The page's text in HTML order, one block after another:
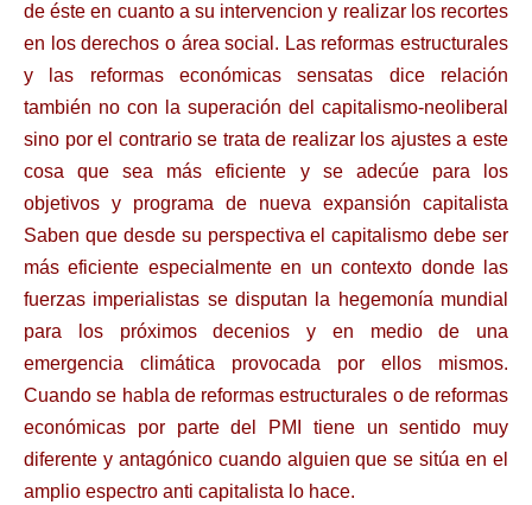
de éste en cuanto a su intervencion y realizar los recortes
en los derechos o área social. Las reformas estructurales
y las reformas económicas sensatas dice relación
también no con la superación del capitalismo-neoliberal
sino por el contrario se trata de realizar los ajustes a este
cosa que sea más eficiente y se adecúe para los
objetivos y programa de nueva expansión capitalista
Saben que desde su perspectiva el capitalismo debe ser
más eficiente especialmente en un contexto donde las
fuerzas imperialistas se disputan la hegemonía mundial
para los próximos decenios y en medio de una
emergencia climática provocada por ellos mismos.
Cuando se habla de reformas estructurales o de reformas
económicas por parte del PMI tiene un sentido muy
diferente y antagónico cuando alguien que se sitúa en el
amplio espectro anti capitalista lo hace.